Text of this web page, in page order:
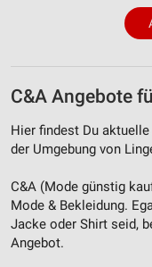
C&A Angebote
Hier findest Du
der Umgebung von
C&A (Mode günstig
Mode & Bekleidung.
Jacke oder Shirt seid,
Angebot.
Nicht-IAB-
Werbung